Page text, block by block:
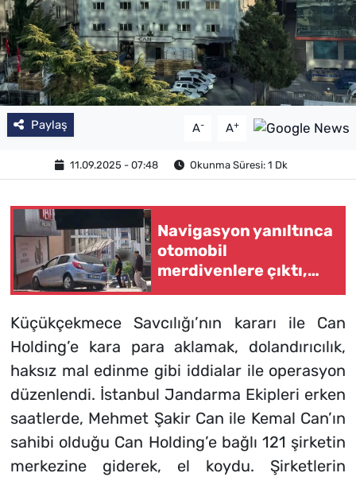
Paylaş A- A+
11.09.2025 - 07:48 Okunma Süresi: 1 Dk
Navigasyon yanıltınca
otomobil
merdivenlere çıktı,
Küçükçekmece Savcılığı’nın kararı ile Can
Holding’e kara para aklamak, dolandırıcılık,
haksız mal edinme gibi iddialar ile operasyon
düzenlendi. İstanbul Jandarma Ekipleri erken
saatlerde, Mehmet Şakir Can ile Kemal Can’ın
sahibi olduğu Can Holding’e bağlı 121 şirketin
merkezine giderek, el koydu. Şirketlerin